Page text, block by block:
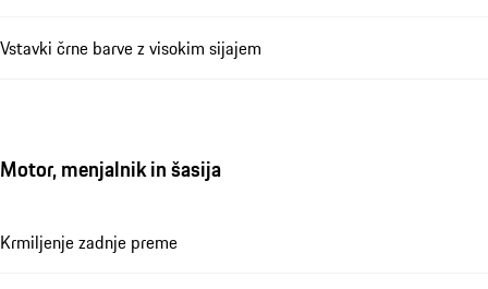
Vstavki črne barve z visokim sijajem
Motor, menjalnik in šasija
Krmiljenje zadnje preme